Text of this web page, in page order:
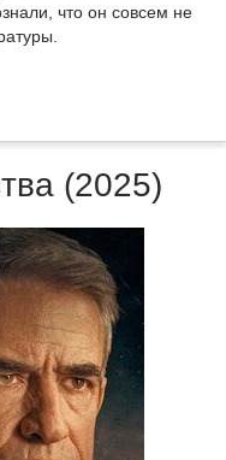
что он совсем не
(2025)